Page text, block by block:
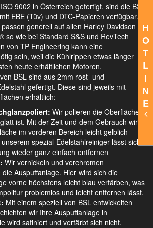
H
O
T
L
I
N
E
9002 in Österreich gefertigt, sind die BSL
EBE (Tüv) und DTC-Papieren verfügbar.
generell auf allen Harley Davidson
so wie bei Standard S&S und RevTech
von TP Engineering kann eine
sein, weil die Kühlrippen etwas länger
heute erhältlichen Motoren.
BSL sind aus 2mm rost- und
gefertigt. Diese sind jeweils mit
erhältlich:
Wir polieren die Oberfläche,
ist. Mit der Zeit und dem Gebrauch wird
im vorderen Bereich leicht gelblich
spezial-Edelstahlreiniger lässt sich
wieder ganz einfach entfernen
Wir vernickeln und verchromen
Auspuffanlage. Hier wird sich die
vorne höchstens leicht blau verfärben, was
problemlos und leicht entfernen lässt.
Mit einem speziell von BSL entwickelten
wir Ihre Auspuffanlage in
wird satiniert und verfärbt sich nicht.